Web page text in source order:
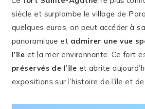
siècle et surplombe le village de
quelques euros, on peut accéder à
panoramique et admirer une vue
l’île et la mer environnante. Ce fort
préservés de l’île et abrite
expositions sur l’histoire de l’île et